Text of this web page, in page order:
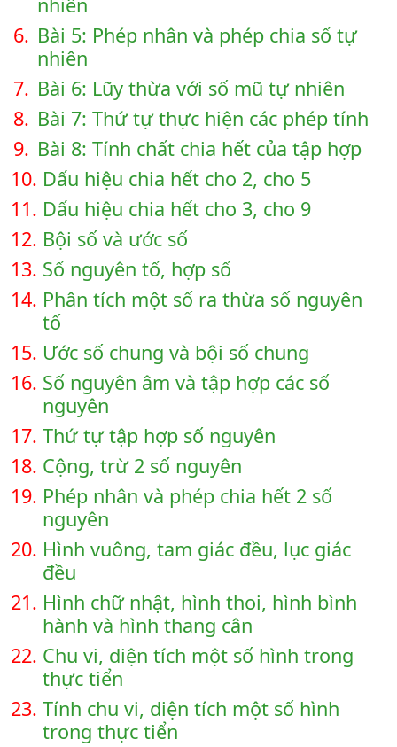
6. Bài 5: Phép nhân và phép chia số tự
nhiên
7. Bài 6: Lũy thừa với số mũ tự nhiên
8. Bài 7: Thứ tự thực hiện các phép tính
9. Bài 8: Tính chất chia hết của tập hợp
10. Dấu hiệu chia hết cho 2, cho 5
11. Dấu hiệu chia hết cho 3, cho 9
12. Bội số và ước số
13. Số nguyên tố, hợp số
14. Phân tích một số ra thừa số nguyên
tố
15. Ước số chung và bội số chung
16. Số nguyên âm và tập hợp các số
nguyên
17. Thứ tự tập hợp số nguyên
18. Cộng, trừ 2 số nguyên
19. Phép nhân và phép chia hết 2 số
nguyên
20. Hình vuông, tam giác đều, lục giác
đều
21. Hình chữ nhật, hình thoi, hình bình
hành và hình thang cân
22. Chu vi, diện tích một số hình trong
thực tiển
23. Tính chu vi, diện tích một số hình
trong thực tiển